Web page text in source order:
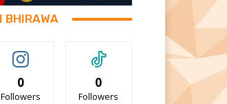
BHIRAWA
0
Followers
0
Followers